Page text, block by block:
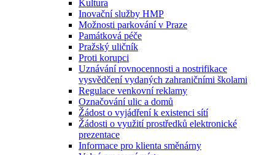
Kultura
Inovační služby HMP
Možnosti parkování v Praze
Památková péče
Pražský uličník
Proti korupci
Uznávání rovnocennosti a nostrifikace
vysvědčení vydaných zahraničními školami
Regulace venkovní reklamy
Označování ulic a domů
Žádost o vyjádření k existenci sítí
Žádosti o využití prostředků elektronické
prezentace
Informace pro klienta směnárny